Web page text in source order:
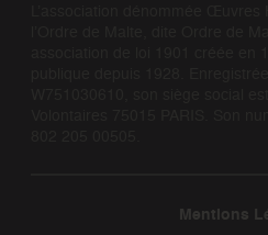
Mentions